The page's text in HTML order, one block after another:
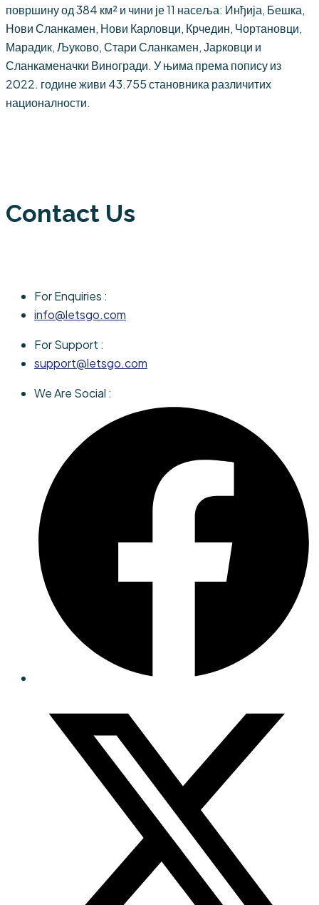
површину од 384 км² и чини је 11 насеља: Инђија, Бешка,
Нови Сланкамен, Нови Карловци, Крчедин, Чортановци,
Марадик, Љуково, Стари Сланкамен, Јарковци и
Сланкаменачки Виногради. У њима према попису из
2022. године живи 43.755 становника различитих
националности.
Contact Us
For Enquiries :
info@letsgo.com
For Support :
support@letsgo.com
We Are Social :